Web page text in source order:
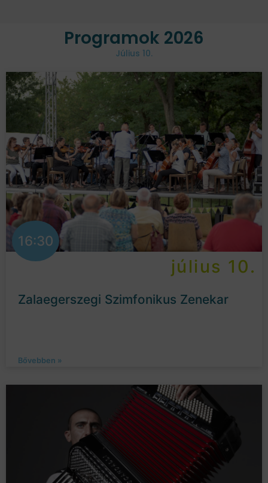
Programok 2026
Július 10.
16:30
július 10.
Zalaegerszegi Szimfonikus Zenekar
Bővebben »